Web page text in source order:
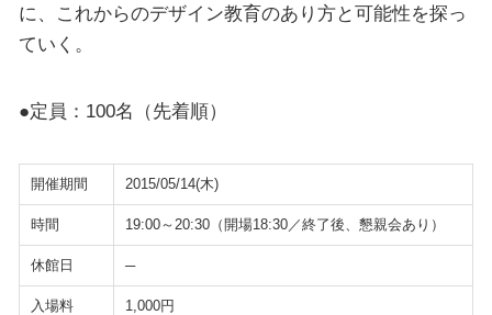
に、これからのデザイン教育のあり方と可能性を探っ
ていく。
●定員：100名（先着順）
開催期間 2015/05/14(木)
時間 19:00～20:30（開場18:30／終了後、懇親会あり）
休館日 ─
入場料 1,000円